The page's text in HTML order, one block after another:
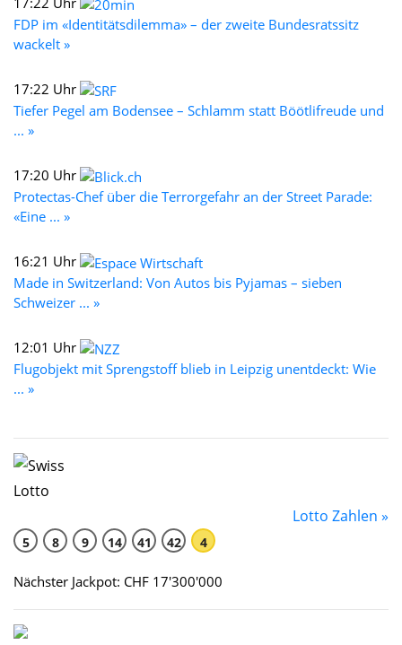
FDP im «Identitätsdilemma» – der zweite Bundesratssitz
wackelt »
17:22 Uhr
Tiefer Pegel am Bodensee – Schlamm statt Böötlifreude und
... »
17:20 Uhr
Protectas-Chef über die Terrorgefahr an der Street Parade:
«Eine ... »
16:21 Uhr
Made in Switzerland: Von Autos bis Pyjamas – sieben
Schweizer ... »
12:01 Uhr
Flugobjekt mit Sprengstoff blieb in Leipzig unentdeckt: Wie
... »
Lotto Zahlen »
5 8 9 14 41 42 4
Nächster Jackpot: CHF 17'300'000